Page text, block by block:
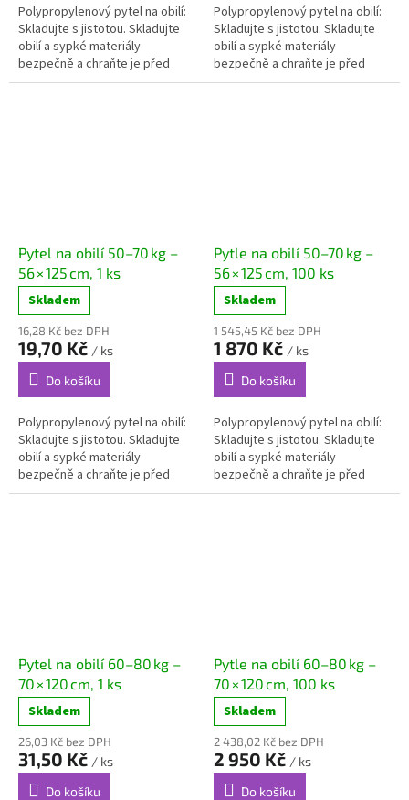
Polypropylenový pytel na obilí:
Skladujte s jistotou. Skladujte
obilí a sypké materiály
bezpečně a chraňte je před
škůdci. Naše...
Polypropylenový pytel na obilí:
Skladujte s jistotou. Skladujte
obilí a sypké materiály
bezpečně a chraňte je před
škůdci. Naše...
Pytel na obilí 50–70 kg –
56 × 125 cm, 1 ks
Skladem
16,28 Kč bez DPH
19,70 Kč / ks
Do košíku
Polypropylenový pytel na obilí:
Skladujte s jistotou. Skladujte
obilí a sypké materiály
bezpečně a chraňte je před
škůdci. Naše...
Pytle na obilí 50–70 kg –
56 × 125 cm, 100 ks
Skladem
1 545,45 Kč bez DPH
1 870 Kč / ks
Do košíku
Polypropylenový pytel na obilí:
Skladujte s jistotou. Skladujte
obilí a sypké materiály
bezpečně a chraňte je před
škůdci. Naše...
Pytel na obilí 60–80 kg –
70 × 120 cm, 1 ks
Skladem
26,03 Kč bez DPH
31,50 Kč / ks
Do košíku
Pytle na obilí 60–80 kg –
70 × 120 cm, 100 ks
Skladem
2 438,02 Kč bez DPH
2 950 Kč / ks
Do košíku